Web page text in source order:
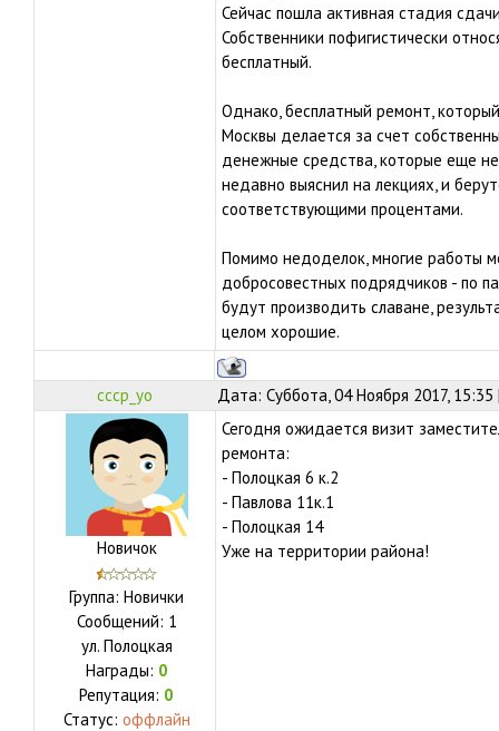
Сейчас пошла активная стадия
Собственники пофигистически
бесплатный.
Однако, бесплатный ремонт,
Москвы делается за счет
денежные средства, которые еще
недавно выяснил на лекциях, и
соответствующими процентами.
Помимо недоделок, многие работы
добросовестных подрядчиков - по
будут производить славане,
целом хорошие.
cccp_yo Дата: Суббота, 04 Ноября 2017,
Новичок
Группа: Новички
Сообщений: 1
ул. Полоцкая
Награды: 0
Репутация: 0
Статус: оффлайн
Сегодня ожидается визит
ремонта:
- Полоцкая 6 к.2
- Павлова 11к.1
- Полоцкая 14
Уже на территории района!